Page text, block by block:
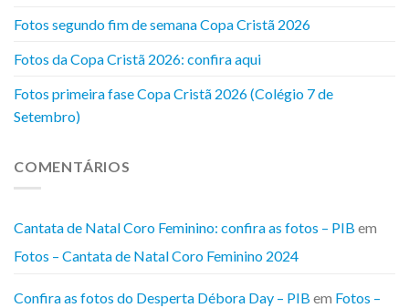
Fotos segundo fim de semana Copa Cristã 2026
Fotos da Copa Cristã 2026: confira aqui
Fotos primeira fase Copa Cristã 2026 (Colégio 7 de
Setembro)
COMENTÁRIOS
Cantata de Natal Coro Feminino: confira as fotos – PIB em
Fotos – Cantata de Natal Coro Feminino 2024
Confira as fotos do Desperta Débora Day – PIB em Fotos –